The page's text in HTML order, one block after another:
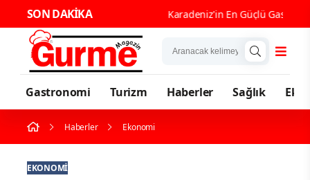
SON DAKİKA Karadeniz'in En Güçlü
Gastronomi Turizm Haberler Sağlık
Haberler Ekonomi
EKONOMI